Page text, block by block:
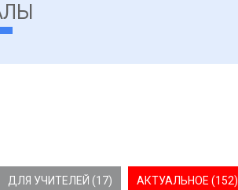
ДЛЯ УЧИТЕЛЕЙ (17) АКТУАЛЬНОЕ (152)